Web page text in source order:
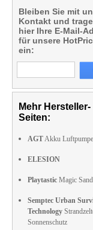
Bleiben Sie mit
Kontakt und
hier Ihre E-Mail-
für unsere
ein:
Mehr Hersteller-
Seiten:
AGTAkku
ELESION
Playtastic Magic Sand
Semptec Urban
Technology
Sonnenschutz